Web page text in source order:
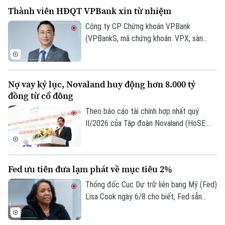
Tin tức
Điện ảnh
Âm nhạc
Đã phát sóng
những doanh nghiệp có hiệu quả hoạt
động, năng lực quản trị, đổi mới và uy tín
trên thị trường.
Thành viên HĐQT VPBank xin từ nhiệm
Công ty CP Chứng khoán VPBank
(VPBankS, mã chứng khoán: VPX, sàn
Nợ vay kỷ lục, Novaland huy động hơn 8.000 tỷ
đồng từ cổ đông
Theo báo cáo tài chính hợp nhất quý
II/2026 của Tập đoàn Novaland (HoSE:
động hơn 8.006 tỷ đồng, Novaland sẽ ưu
tiên 5.953 tỷ đồng để thanh toán các
khoản nợ, nghĩa vụ tài chính và các khoản
Fed ưu tiên đưa lạm phát về mục tiêu 2%
Thống đốc Cục Dự trữ liên bang Mỹ (Fed)
Lisa Cook ngày 6/8 cho biết, Fed sẵn